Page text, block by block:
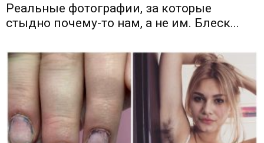
Реальные фотографии, за которые
стыдно почему-то нам, а не им. Блеск...